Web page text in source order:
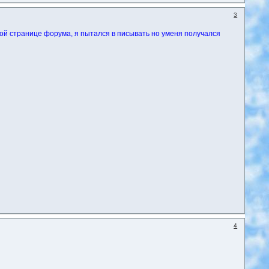
3
странице форума, я пытался в писывать но уменя получался
4